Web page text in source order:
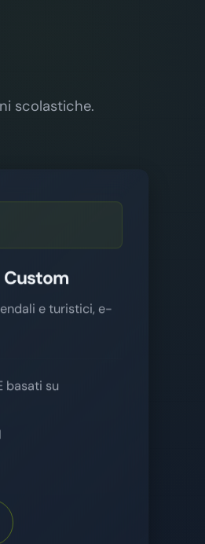
scolastiche.
Custom
e turistici, e-
basati su